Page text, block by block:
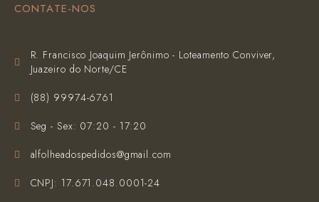
CONTATE-NOS
R. Francisco Joaquim Jerônimo - Loteamento Conviver,
Juazeiro do Norte/CE
(‪88) 99974-6761‬
Seg - Sex: 07:20 - 17:20
alfolheadospedidos@gmail.com
CNPJ: 17.671.048.0001-24